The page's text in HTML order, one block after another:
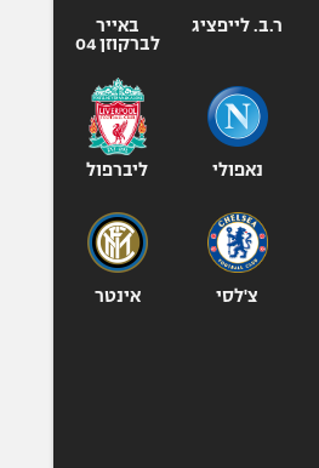
ר.ב. לייפציג
באייר
לברקוזן 04
נאפולי ליברפול
צ'לסי אינטר